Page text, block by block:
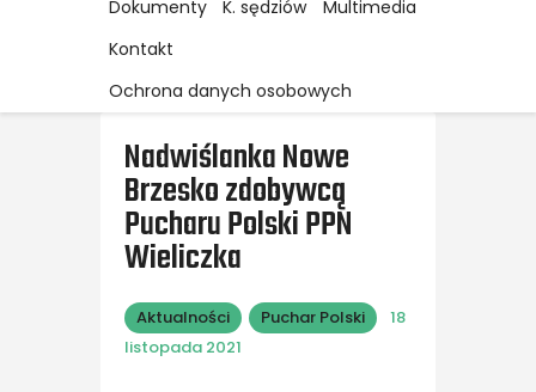
Dokumenty
K. sędziów
Multimedia
Kontakt
Ochrona danych osobowych
Nadwiślanka Nowe
Brzesko zdobywcą
Pucharu Polski PPN
Wieliczka
Aktualności Puchar Polski
18
listopada 2021